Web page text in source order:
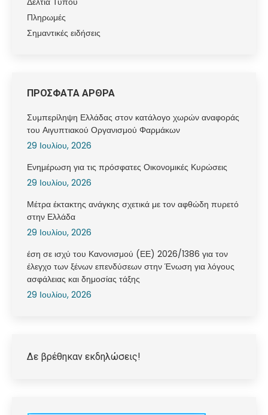
Πληρωμές
Σημαντικές ειδήσεις
ΠΡΟΣΦΑΤΑ ΑΡΘΡΑ
Συμπερίληψη Ελλάδας στον κατάλογο χωρών αναφοράς
του Αιγυπτιακού Οργανισμού Φαρμάκων
29 Ιουλίου, 2026
Ενημέρωση για τις πρόσφατες Οικονομικές Κυρώσεις
29 Ιουλίου, 2026
Μέτρα έκτακτης ανάγκης σχετικά με τον αφθώδη πυρετό
στην Ελλάδα
29 Ιουλίου, 2026
έση σε ισχύ του Κανονισμού (ΕΕ) 2026/1386 για τον
έλεγχο των ξένων επενδύσεων στην Ένωση για λόγους
ασφάλειας και δημοσίας τάξης
29 Ιουλίου, 2026
Δε βρέθηκαν εκδηλώσεις!